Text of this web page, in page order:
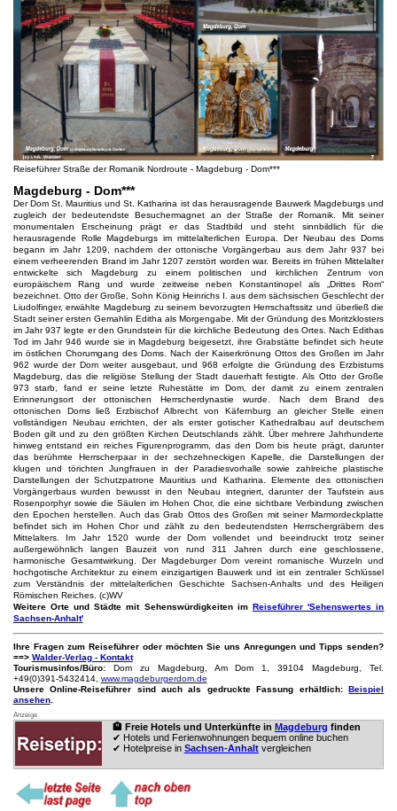
Reiseführer Straße der Romanik Nordroute - Magdeburg - Dom***
Magdeburg - Dom***
Der Dom St. Mauritius und St. Katharina ist das herausragende Bauwerk Magdeburgs und
zugleich der bedeutendste Besuchermagnet an der Straße der Romanik. Mit seiner
monumentalen Erscheinung prägt er das Stadtbild und steht sinnbildlich für die
herausragende Rolle Magdeburgs im mittelalterlichen Europa. Der Neubau des Doms
begann im Jahr 1209, nachdem der ottonische Vorgängerbau aus dem Jahr 937 bei
einem verheerenden Brand im Jahr 1207 zerstört worden war. Bereits im frühen Mittelalter
entwickelte sich Magdeburg zu einem politischen und kirchlichen Zentrum von
europäischem Rang und wurde zeitweise neben Konstantinopel als „Drittes Rom“
bezeichnet. Otto der Große, Sohn König Heinrichs I. aus dem sächsischen Geschlecht der
Liudolfinger, erwählte Magdeburg zu seinem bevorzugten Herrschaftssitz und überließ die
Stadt seiner ersten Gemahlin Editha als Morgengabe. Mit der Gründung des Moritzklosters
im Jahr 937 legte er den Grundstein für die kirchliche Bedeutung des Ortes. Nach Edithas
Tod im Jahr 946 wurde sie in Magdeburg beigesetzt, ihre Grabstätte befindet sich heute
im östlichen Chorumgang des Doms. Nach der Kaiserkrönung Ottos des Großen im Jahr
962 wurde der Dom weiter ausgebaut, und 968 erfolgte die Gründung des Erzbistums
Magdeburg, das die religiöse Stellung der Stadt dauerhaft festigte. Als Otto der Große
973 starb, fand er seine letzte Ruhestätte im Dom, der damit zu einem zentralen
Erinnerungsort der ottonischen Herrscherdynastie wurde. Nach dem Brand des
ottonischen Doms ließ Erzbischof Albrecht von Käfernburg an gleicher Stelle einen
vollständigen Neubau errichten, der als erster gotischer Kathedralbau auf deutschem
Boden gilt und zu den größten Kirchen Deutschlands zählt. Über mehrere Jahrhunderte
hinweg entstand ein reiches Figurenprogramm, das den Dom bis heute prägt, darunter
das berühmte Herrscherpaar in der sechzehneckigen Kapelle, die Darstellungen der
klugen und törichten Jungfrauen in der Paradiesvorhalle sowie zahlreiche plastische
Darstellungen der Schutzpatrone Mauritius und Katharina. Elemente des ottonischen
Vorgängerbaus wurden bewusst in den Neubau integriert, darunter der Taufstein aus
Rosenporphyr sowie die Säulen im Hohen Chor, die eine sichtbare Verbindung zwischen
den Epochen herstellen. Auch das Grab Ottos des Großen mit seiner Marmordeckplatte
befindet sich im Hohen Chor und zählt zu den bedeutendsten Herrschergräbern des
Mittelalters. Im Jahr 1520 wurde der Dom vollendet und beeindruckt trotz seiner
außergewöhnlich langen Bauzeit von rund 311 Jahren durch eine geschlossene,
harmonische Gesamtwirkung. Der Magdeburger Dom vereint romanische Wurzeln und
hochgotische Architektur zu einem einzigartigen Bauwerk und ist ein zentraler Schlüssel
zum Verständnis der mittelalterlichen Geschichte Sachsen-Anhalts und des Heiligen
Römischen Reiches. (c)WV
Weitere Orte und Städte mit Sehenswürdigkeiten im Reiseführer 'Sehenswertes in
Sachsen-Anhalt'
Ihre Fragen zum Reiseführer oder möchten Sie uns Anregungen und Tipps senden?
==> Walder-Verlag - Kontakt
Tourismusinfos/Büro:
Dom zu Magdeburg, Am Dom 1, 39104 Magdeburg, Tel.
+49(0)391-5432414, www.magdeburgerdom.de
Unsere Online-Reiseführer sind auch als gedruckte Fassung erhältlich:Beispiel
ansehen.
Anzeige
🏨 Freie Hotels und Unterkünfte in Magdeburg finden
✔ Hotels und Ferienwohnungen bequem online buchen
✔ Hotelpreise in Sachsen-Anhaltvergleichen